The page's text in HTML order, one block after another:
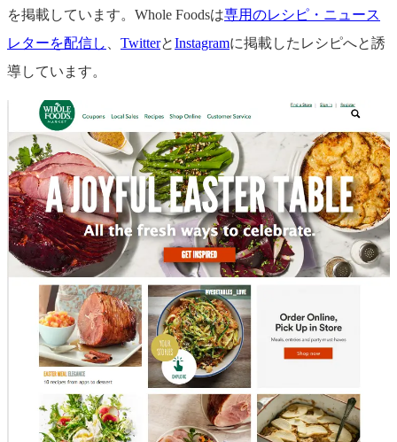
を掲載しています。Whole Foodsは専用のレシピ・ニュース
レターを配信し
TwitterとInstagramに掲載したレシピへと誘
導しています。